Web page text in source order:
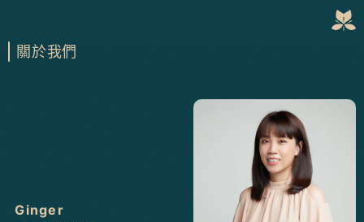
關於我們
Ginger